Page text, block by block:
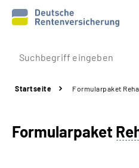
Prävention
Rente
Startseite Formularpaket
Formularpaket